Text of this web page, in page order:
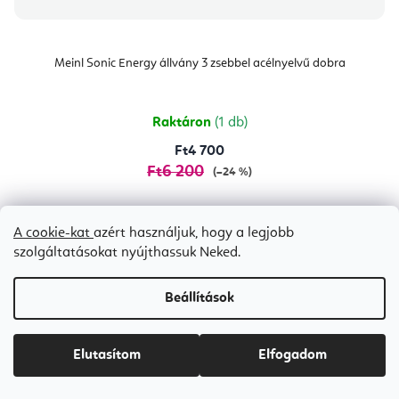
A cookie-kat azért használjuk, hogy a legjobb
szolgáltatásokat nyújthassuk Neked.
Beállítások
Elutasítom Elfogadom
Meinl Sonic Energy állvány 3 zsebbel acélnyelvű dobra
Raktáron (1 db)
Ft4 700
Ft6 200 (–24 %)
Barna lila Narancssárga Petróleum